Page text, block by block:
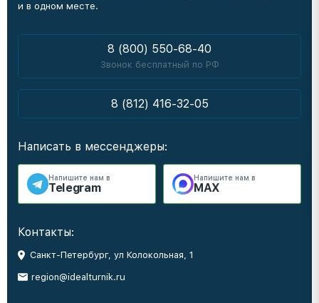
и в одном месте.
8 (800) 550-68-40
Звонок бесплатный по РФ
8 (812) 416-32-05
Написать в мессенджеры:
Напишите нам в
Telegram
Напишите нам в
MAX
Контакты:
Санкт-Петербург, ул Колокольная, 1
region@idealturnik.ru